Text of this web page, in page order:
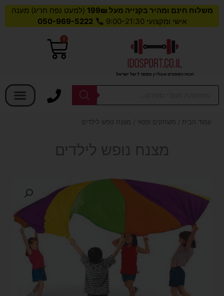
משלוח חינם ומהיר בקנייה מעל 199₪
(למעט נפח חריג) מענה
אישי ומקצועי 9:00-21:30
050-969-5222
חנות הספורט אונליין מספר 1 של ישראל
0
עגלת
Products
עמוד הבית / משחקים ופנאי / מצנח נופש לילדים
מצנח נופש לילדים